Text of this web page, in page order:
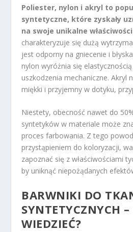
Poliester, nylon i akryl to
syntetyczne, które zyskały
na swoje unikalne
charakteryzuje się dużą
jest odporny na gniecenie i
nylon wyróżnia się
uszkodzenia mechaniczne. Akryl
miękki i przyjemny w dotyku,
Niestety, obecność nawet do
syntetyków w materiale może
proces farbowania. Z tego
przystąpieniem do koloryzacji,
zapoznać się z właściwościami
by uniknąć niepożądanych
BARWNIKI DO
SYNTETYCZNYCH
WIEDZIEĆ?